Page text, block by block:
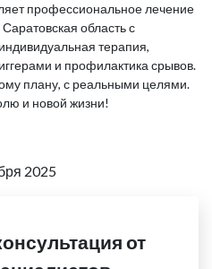
профессиональное лечение
область с
терапия,
и профилактика срывов.
плану, с реальными целями.
и новой жизни!
2025
от